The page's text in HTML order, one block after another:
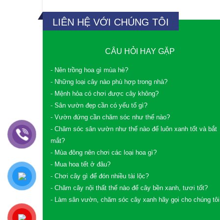
LIÊN HỆ VỚI CHÚNG TÔI
CÂU HỎI HAY GẶP
- Nên trồng hoa gì mùa hè?
- Những loại cây nào phù hợp trong nhà?
- Mệnh hỏa có chơi được cây không?
- Sân vườn đẹp cần có yếu tố gì?
- Vườn đứng cần chăm sóc như thế nào?
- Chăm sóc sân vườn như thế nào để luôn xanh tốt và bắt
mắt?
- Mùa đông nên chơi các loại hoa gì?
- Mua hoa tết ở đâu?
- Chơi cây gì để đón nhiều tài lộc?
- Chăm cây nội thất thế nào để cây bền xanh, tươi tốt?
- Làm sân vườn, chăm sóc cây xanh hãy gọi cho chúng tôi